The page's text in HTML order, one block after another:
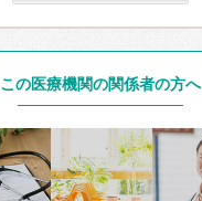
この医療機関の関係者の方へ